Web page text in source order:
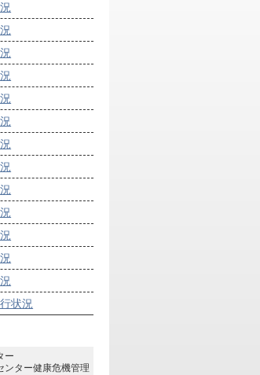
状況
ー
ンター健康危機管理